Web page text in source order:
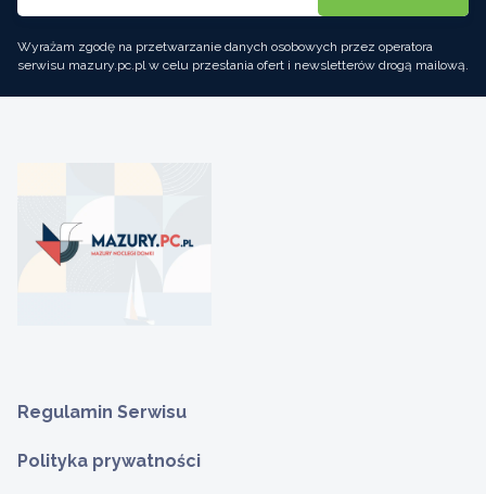
Wyrażam zgodę na przetwarzanie danych osobowych przez operatora
serwisu mazury.pc.pl w celu przesłania ofert i newsletterów drogą mailową.
Regulamin Serwisu
Polityka prywatności